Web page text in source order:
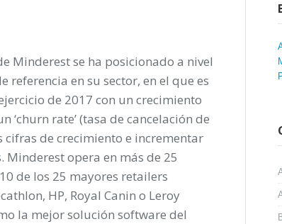
Minderest se ha posicionado a nivel
referencia en su sector, en el que es
de 2017 con un crecimiento
‘churn rate’ (tasa de cancelación de
cifras de crecimiento e incrementar
opera en más de 25
de los 25 mayores retailers
HP, Royal Canin o Leroy
la mejor solución software del